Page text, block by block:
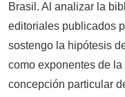
Brasil. Al analizar la
editoriales publicados
sostengo la hipótesis
como exponentes de
concepción particular